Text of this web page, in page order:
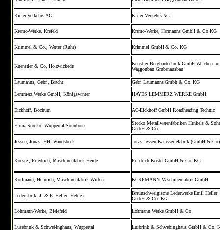
Kieler Verkehrs AG Kieler Verkehrs-AG
Kremo-Werke, Krefeld Kremo-Werke, Hermanns GmbH & Co KG
Krimmel & Co., Wetter (Ruhr) Krimmel GmbH & Co. KG
Kuenstler & Co, Holzwickede
Künstler Bergbautechnik GmbH Weichen-
Waggonbau Grubenausbau
Laumanns, Gebr., Bracht Gebr. Laumanns Gmbh & Co. KG
Lemmerz Werke GmbH, Königswinter HAYES LEMMERZ WERKE GmbH
Eickhoff, Bochum AC-Eickhoff GmbH Roadheading Technic
Firma Stocko, Wuppertal-Sonnborn
Stocko Metallwarenfabriken Henkels &
GmbH & Co.
Jessen, Jonas, HH.-Wandsbeck Jonas Jessen Karosseriefabrik (GmbH & Co)
Koester, Friedrich, Maschinenfabrik Heide Friedrich Köster GmbH & Co. KG
Korfmann, Heinrich, Maschinenfabrik Witten KORFMANN Maschinenfabrik GmbH
Lederfabrik, J. & E. Heller, Hehlen
Braunschweigische Lederwerke Emil Heller
GmbH & Co. KG
Lohmann-Werke, Bielefeld Lohmann Werke GmbH & Co
Lusebrink & Schwebinghaus, Wuppertal Lusbrink & Schwebinghaus GmbH & Co.